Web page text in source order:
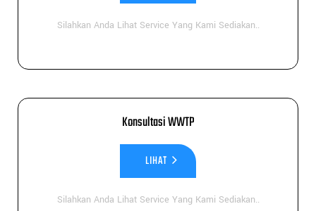
Silahkan Anda Lihat Service Yang Kami Sediakan..
Konsultasi WWTP
LIHAT
Silahkan Anda Lihat Service Yang Kami Sediakan..